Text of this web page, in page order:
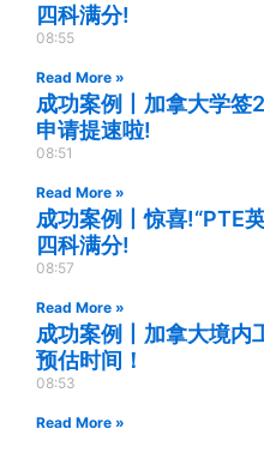
四科满分!
08:55
Read More »
成功案例丨加拿大学签
申请提速啦!
08:51
Read More »
成功案例丨惊喜!“PTE
四科满分!
08:57
Read More »
成功案例丨加拿大境内
预估时间！
08:53
Read More »